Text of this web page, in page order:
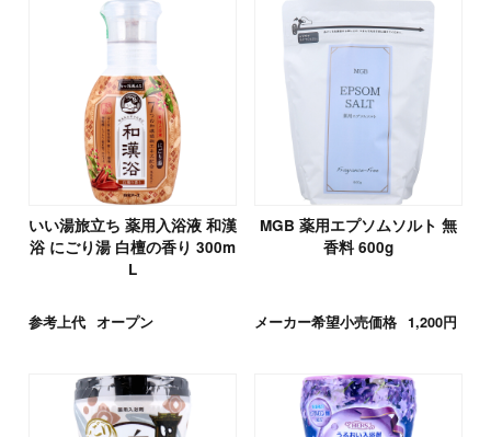
いい湯旅立ち 薬用入浴液 和漢
浴 にごり湯 白檀の香り 300m
L
参考上代 オープン
MGB 薬用エプソムソルト 無
香料 600g
メーカー希望小売価格 1,200円